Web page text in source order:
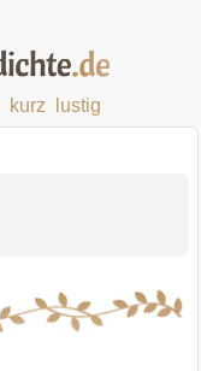
kurz lustig